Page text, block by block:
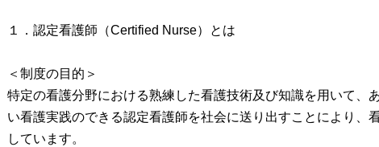
１．認定看護師（Certified Nurse）とは
＜制度の目的＞
特定の看護分野における熟練した看護技術及び知識を用いて、
い看護実践のできる認定看護師を社会に送り出すことにより、
しています。